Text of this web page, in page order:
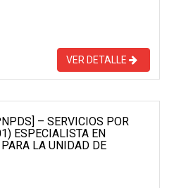
VER DETALLE
– SERVICIOS POR
ESPECIALISTA EN
LA UNIDAD DE